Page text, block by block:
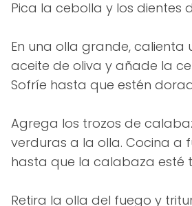
Pica la cebolla y los dientes
En una olla grande, calienta
aceite de oliva y añade la
Sofríe hasta que estén
Agrega los trozos de
verduras a la olla. Cocina a
hasta que la calabaza esté
Retira la olla del fuego y